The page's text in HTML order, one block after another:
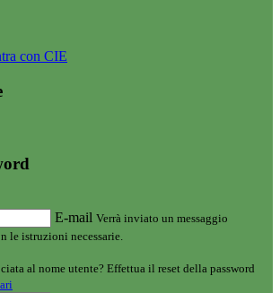
con CIE
E-mail Verrà inviato un messaggio
le istruzioni necessarie.
al nome utente? Effettua il reset della password